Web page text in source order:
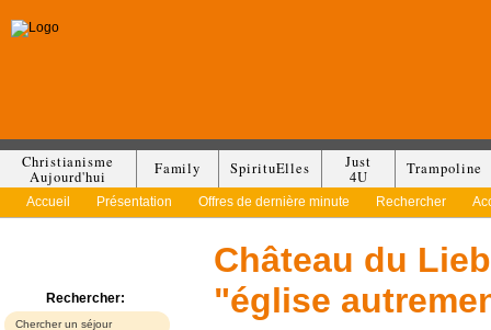
Christianisme
Aujourd'hui
Family SpirituElles
Just
4U
Trampoline
Accueil Présentation Offres de dernière minute Rechercher
Rechercher:
Château du
"église